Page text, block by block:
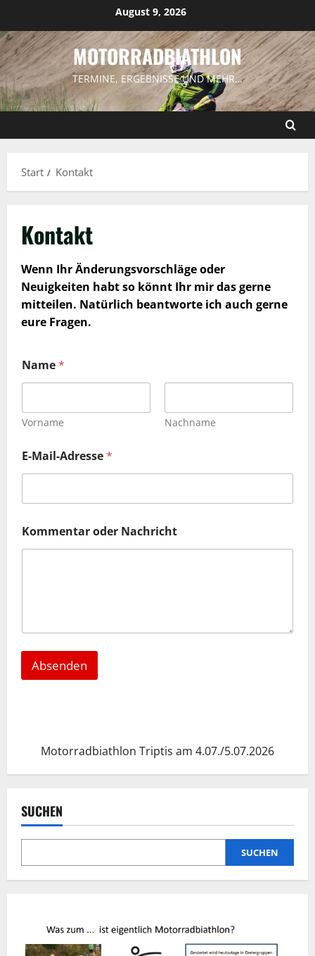
springen
August 9, 2026
MOTORRADBIATHLON
TERMINE, ERGEBNISSE UND MEHR…
Start Kontakt
Kontakt
Wenn Ihr Änderungsvorschläge oder
Neuigkeiten habt so könnt Ihr mir das gerne
mitteilen. Natürlich beantworte ich auch gerne
eure Fragen.
Name*
Vorname Nachname
N
a
e
a
c
h
E-Mail-Adresse*
Kommentar oder Nachricht
Absenden
Motorradbiathlon Triptis am 4.07./5.07.2026
SUCHEN
SUCHEN